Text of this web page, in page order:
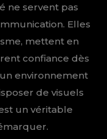
ne servent pas
Elles
mettent en
confiance dès
environnement
de visuels
un véritable